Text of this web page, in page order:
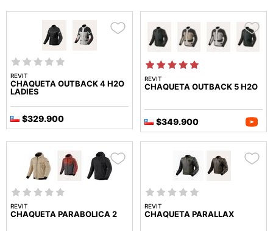
REVIT
CHAQUETA OUTBACK 4 H2O
LADIES
$329.900
REVIT
CHAQUETA OUTBACK 5 H2O
$349.900
REVIT
CHAQUETA PARABOLICA 2
REVIT
CHAQUETA PARALLAX